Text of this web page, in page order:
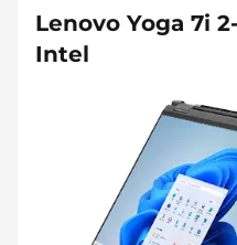
Lenovo Yoga 7i
Intel